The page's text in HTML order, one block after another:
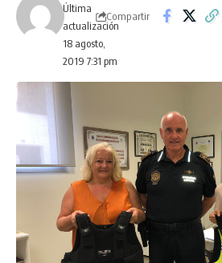
Última
actualización
18 agosto,
2019 7:31 pm
Compartir